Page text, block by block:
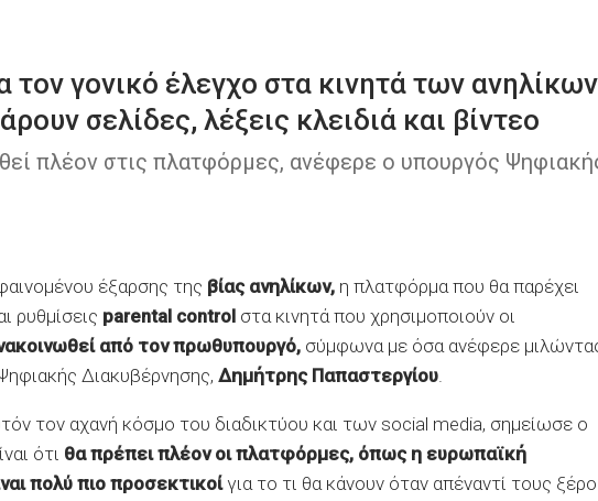
γονικό έλεγχο στα κινητά των ανηλίκων
σελίδες, λέξεις κλειδιά και βίντεο
πλέον στις πλατφόρμες, ανέφερε ο υπουργός
έξαρσης της βίας ανηλίκων, η πλατφόρμα που θα παρέχει
ρυθμίσεις parental control στα κινητά που χρησιμοποιούν οι
από τον πρωθυπουργό, σύμφωνα με όσα ανέφερε
Διακυβέρνησης, Δημήτρης Παπαστεργίου.
τον αχανή κόσμο του διαδικτύου και των social media, σημείωσε ο
ότι θα πρέπει πλέον οι πλατφόρμες, όπως η ευρωπαϊκή
πολύ πιο προσεκτικοίγια το τι θα κάνουν όταν απέναντί τους